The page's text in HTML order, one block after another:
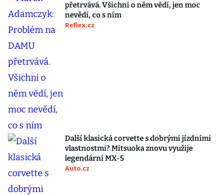
přetrvává. Všichni o něm vědí, jen moc
nevědí, co s ním
Reflex.cz
Další klasická corvette s dobrými jízdními
vlastnostmi? Mitsuoka znovu využije
legendární MX-5
Auto.cz